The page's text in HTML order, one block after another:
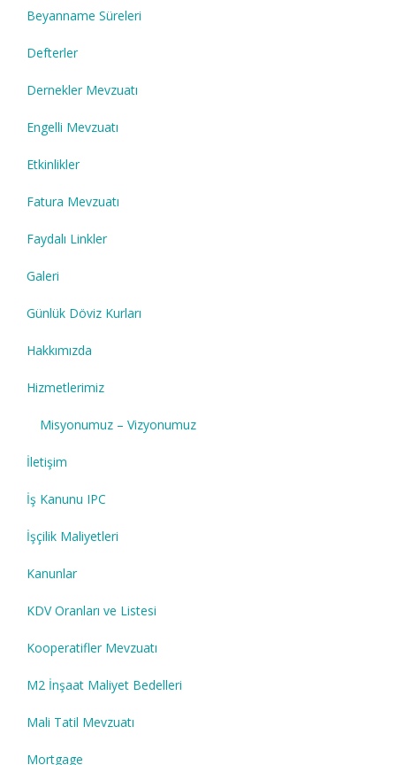
Beyanname Süreleri
Defterler
Dernekler Mevzuatı
Engelli Mevzuatı
Etkinlikler
Fatura Mevzuatı
Faydalı Linkler
Galeri
Günlük Döviz Kurları
Hakkımızda
Hizmetlerimiz
Misyonumuz – Vizyonumuz
İletişim
İş Kanunu IPC
İşçilik Maliyetleri
Kanunlar
KDV Oranları ve Listesi
Kooperatifler Mevzuatı
M2 İnşaat Maliyet Bedelleri
Mali Tatil Mevzuatı
Mortgage